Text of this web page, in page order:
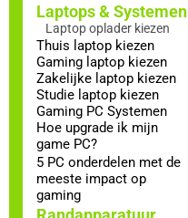
Laptops & Systemen
Laptop oplader kiezen
Thuis laptop kiezen
Gaming laptop kiezen
Zakelijke laptop kiezen
Studie laptop kiezen
Gaming PC Systemen
Hoe upgrade ik mijn
game PC?
5 PC onderdelen met de
meeste impact op
gaming